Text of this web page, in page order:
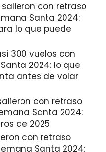
salieron con retraso
Santa 2024:
lo que puede
300 vuelos con
2024: lo que
antes de volar
con retraso
Santa 2024:
de 2025
con retraso
Santa 2024: